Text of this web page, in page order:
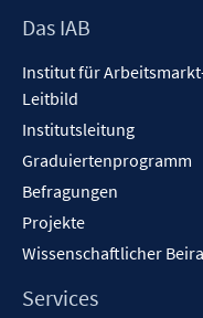
Footer
Das IAB
Institut für
Leitbild
Institutsleitung
Graduiertenprogramm
Befragungen
Projekte
Wissenschaftlicher
Services